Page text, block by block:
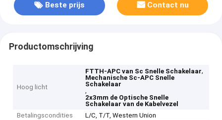
Beste prijs Contact nu
Productomschrijving
Hoog licht
FTTH-APC van Sc Snelle Schakelaar,
Mechanische Sc-APC Snelle
Schakelaar
,
2x3mm de Optische Snelle
Schakelaar van de Kabelvezel
Betalingscondities
L/C, T/T, Western Union